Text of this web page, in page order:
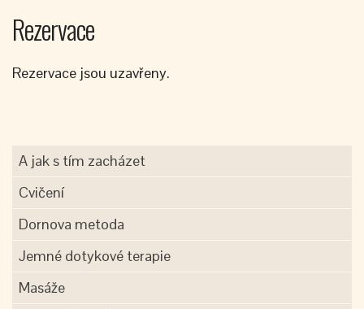
Rezervace
Rezervace jsou uzavřeny.
A jak s tím zacházet
Cvičení
Dornova metoda
Jemné dotykové terapie
Masáže